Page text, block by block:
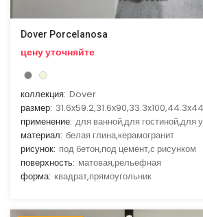
Dover Porcelanosa
цену уточняйте
коллекция: Dover
размер:
применение: для ванной,для
материал: белая глина,керамогранит
рисунок: под бетон,под цемент,с рисунком
поверхность: матовая,рельефная
форма: квадрат,прямоугольник